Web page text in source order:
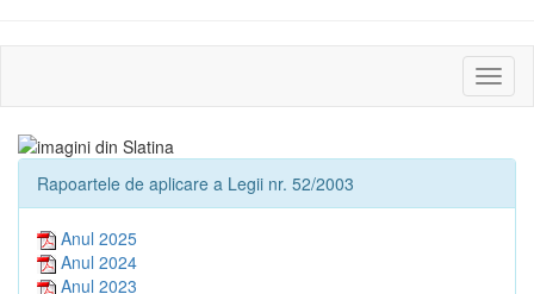
sau
Rapoartele de aplicare a Legii nr. 52/2003
Anul 2025
Anul 2024
Anul 2023